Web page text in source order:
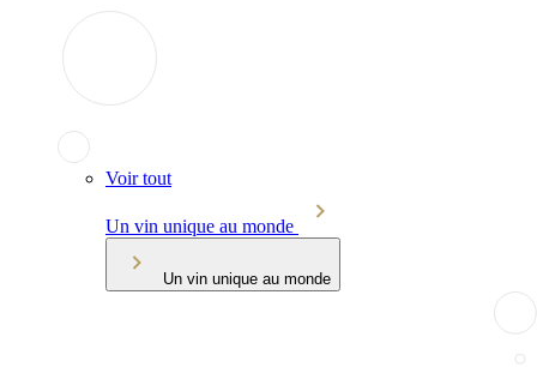
Voir tout
Un vin unique au monde
Un vin unique au monde